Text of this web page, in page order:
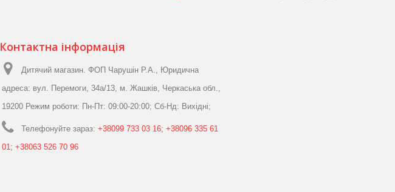
Контактна інформація
Дитячий магазин. ФОП Чарушін Р.А., Юридична
адреса: вул. Перемоги, 34а/13, м. Жашків, Черкаська обл.,
19200 Режим роботи: Пн-Пт: 09:00-20:00; Сб-Нд: Вихідні;
Телефонуйте зараз: +38099 733 03 16; +38096 335 61
01; +38063 526 70 96